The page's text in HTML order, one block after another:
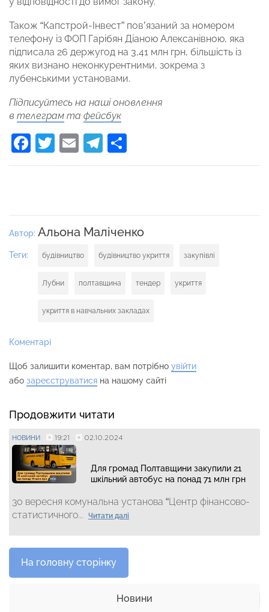
Також “Капстрой-Інвест” пов’язаний за номером
телефону із ФОП Гарібян Діаною Алексанівною, яка
підписала 26 держугод на 3,41 млн грн, більшість із
яких визнано неконкурентними, зокрема з
лубенськими установами.
Підписуйтесь на наші оновлення
в телеграм та фейсбук
Facebook
Twitter
EmailTelegram
Автор: Альона Маліченко
Теги: будівництво будівництво укриття закупівлі
Лубни полтавщина тендер укриття
укриття в навчальних закладах
Коментарі
Щоб залишити коментар, вам потрібно увійти
або зареєструватися на нашому сайті
Продовжити читати
НОВИНИ 19:21 02.10.2024
Для громад Полтавщини закупили 21
шкільний автобус на понад 71 млн грн
30 вересня комунальна установа “Центр фінансово-
статистичного...
Читати далі
На головну сторінку
Новини